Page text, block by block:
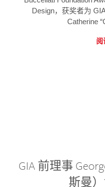
Design，获奖者为
Catherine
GIA 前理事
斯曼